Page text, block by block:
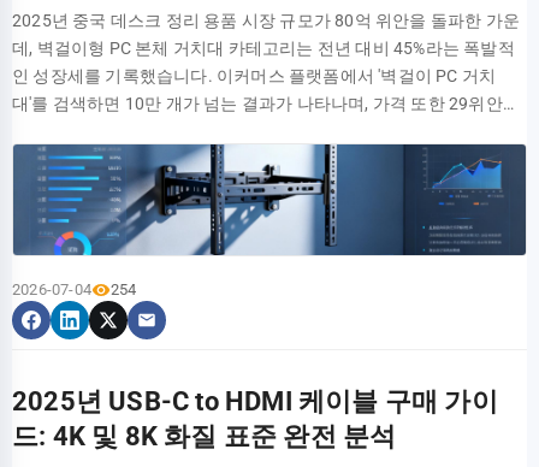
다. 이 상황에서 키보드, 마우스 등 HID 장치를 추가로 연결하면 반응
지연이 나타날 수 있습니다. 사용량이 많은 헤비 유저의 경우 4개 포트
에서 동시에 고부하 작업을 수행하는 것을 피하고, 고속 저장 장치는
가급적 호스트에 직접 연결하는 것을 권장합니다. 핵심 요약 단일 포
로, 공칭 5Gbps 이론값의 약 65%-70% 수준이며 USB 3.0 허브의 일반
적인 수준입니다. 다중 포트 병목: 듀얼 포트 동시 전송 시 총 대역폭은
800-900MB/s이며, 4개 포트가 모두 켜지면 단일 포트는 200MB/s 이
하로 감소하여 공유 아키텍처의 한계가 명확합니다. 전원 공급 단점:
속도 저하 또는 연결 끊김 현상이 발생할 수 있습니다. 칩셋 솔루션: 산
업용 등급의 HX3 대신 국산 메인 컨트롤러를 채택하여 원가 절감을
SSD 연결 시에는 외부 전원이 공급되는 USB 3.2 Gen 2 솔루션을 선택
하는 것이 좋습니다. 자주 묻는 질문(FAQ) HB30A3A1CFB의 실측 속
能损耗极低，与短距离线缆相比几乎无感，满足专业创作和游戏需
求。 认证兼容性双重保障：严格的Thunderbolt 4认证确保了100W供
电和PCIe通道的完整性，并向下兼容USB4，实现了真正的“一线通
用”体验。 常见问题解答 什么是主动式Thunderbolt 4线缆？ 主动式
仅靠铜线传输的被动式线缆不同，它能在长距离（如2米）传输时主
动提升和修正信号，有效对抗长距离传输带来的信号衰减和抖动，是
保证40Gbps满速稳定传输的关键技术。 主动式Thunderbolt 4线缆可
以用于USB-C设备吗？ 完全可以。Thunderbolt 4线缆完全向下兼容
以用它连接任何USB-C接口的设备，如移动硬盘、显示器或手机，数
据传输速率会自动适配到连接设备和接口支持的最高速度。 2米长的
卡扩展坞、8K显示器）放置在距离电脑较远位置的创作者、视频剪
辑师、3D设计师 and 重度游戏玩家。它能提供灵活、整洁的桌面布
고장이 시스템 전체로 전이되는 것을 방지합니다. 포트 상태 모니터링
및 원격 제어 메커니즘 산업용 시나리오에서는 포트 상태의 시각적 제
어 및 관리를 요구합니다. 핵심 기능으로는 ±1% 정밀도의 VBUS 전압/
전류 실시간 수집, -40℃~+125℃ 범위를 커버하는 포트 온도 모니터
링, 그리고 I²C/SMBus 기반의 원격 스위치 제어가 있습니다. 일부 솔
루션은 워치독 타이머(Watchdog Timer)를 통합하여 장치의 응답 없
음이 감지되면 자동으로 전원을 차단한 후 재부팅을 실행함으로써, 수
동 개입 시 분 단위가 소요되던 고장 복구 시간을 초 단위로 단축합니
생하는 돌입 전류(Inrush Current)와 전압 오버슈트(Overshoot)는 포
트 손상의 주된 원인입니다. 우수한 설계는 소프트 스타트(Soft-start)
회로를 채택하여 VBUS 상승 시간을 1~10ms로 제어하고, 돌입 전류
방열과 안전에 부정적인 영향을 미칩니다. 이러한 비효율적인 배치는
기업 IT 운영 및 유지보수에서 막대한 비용 블랙홀이 되고 있습니다.
비표준 장비가 초래하는 설치의 어려움 기업 IT 환경에서 흔히 볼 수
있는 비표준 장비로는 구형 서버, 네트워크 스위치, 오디오 장비, 테스
에서 크게 불일치합니다. 예를 들어 깊이가 300mm에 불과한 컴팩트
스위치를 표준 600mm 깊이의 랙에 강제로 설치할 경우, 뒤쪽의 빈 공
간이 낭비될 뿐만 아니라 케이블이 엉키기 쉽고 장비 진동을 유발할
수도 있습니다. 이 때문에 운영자는 장비를 그냥 올려두거나 더 많은
반의 한계 시중에서 흔히 볼 수 있는 고정 깊이 선반이나 단순 브래킷
은 대개 특정 깊이의 장비만 지원합니다. 예를 들어 깊이가 400mm인
이의 네트워크 장비도 고정하기 어렵습니다. 이러한 일률적인 설계는
설치 후 조절이 불가능하고 하중 지지력이 부족하며, 랙 내부의 공기
흐름과 배선에 부정적인 영향을 미칩니다. 기존 솔루션은 유연성과 안
2025년 중국 데스크 정리 용품 시장 규모가 80억 위안을 돌파한 가운
데, 벽걸이형 PC 본체 거치대 카테고리는 전년 대비 45%라는 폭발적
인 성장세를 기록했습니다. 이커머스 플랫폼에서 '벽걸이 PC 거치
대'를 검색하면 10만 개가 넘는 결과가 나타나며, 가격 또한 29위안에
분의 소중한 본체를 진정으로 안전하게 지탱해 줄 제품이 무엇인지 알
고 계십니까? 저희는 '하중 안정성', '설치 호환성', '공간 활용도'의 3대
핵심 지표를 바탕으로 타오바오와 징둥 내 판매량 TOP 20 벽걸이 본
체 거치대를 대상으로 3가지 분야의 심층 실측 테스트를 진행했습니
를 통해 단번에 가장 안정적인 제품을 선택해 보십시오. 실측 데이터
요약: 3가지 주요 벽걸이형 본체 거치대 비교 분석 WALL BEAM 1
레스 테스트'를 설계했습니다. 이는 단순한 중량 측정을 넘어, 일상에
서 본체가 겪을 수 있는 정적 거치부터 동적 충격까지의 다양한 물리
2026-07-04 254
2025년 USB-C to HDMI 케이블 구매 가이
드: 4K 및 8K 화질 표준 완전 분석